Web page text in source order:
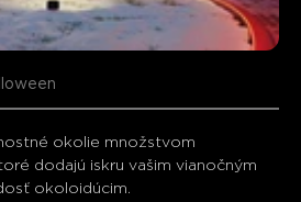
okolie množstvom
dodajú iskru vašim vianočným
okoloidúcim.